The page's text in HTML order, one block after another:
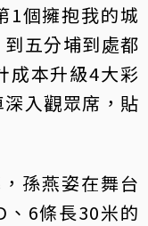
1個擁抱我的城
五分埔到處都
成本升級4大彩
入觀眾席，貼
孫燕姿在舞台
、6條長30米的